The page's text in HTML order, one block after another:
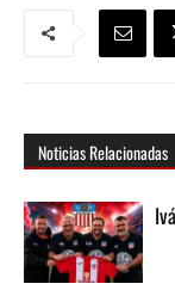
Noticias Relacionadas